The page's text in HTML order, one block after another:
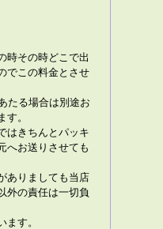
時その時どこで出
でこの料金とさせ
たる場合は別途お
す。
はきちんとパッキ
へお送りさせても
ありましても当店
外の責任は一切負
ます。